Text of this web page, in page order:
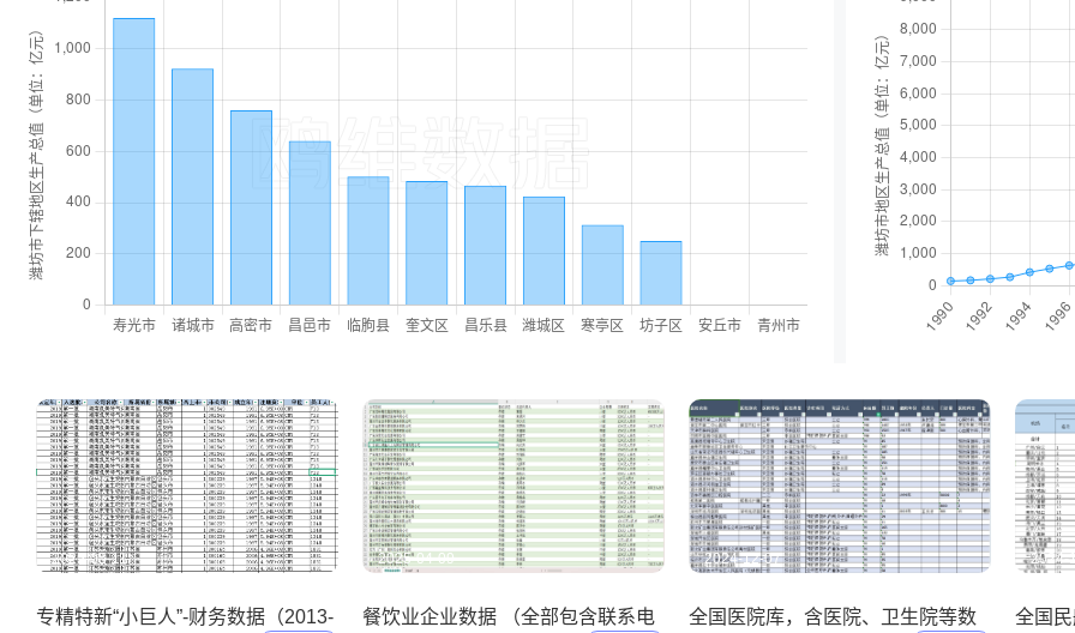
2025-05-11
专精特新“小巨人”-财务数据（2013-
2025-04-09
餐饮业企业数据 （全部包含联系电
2024-12-07
全国医院库，含医院、卫生院等数
2024-
全国